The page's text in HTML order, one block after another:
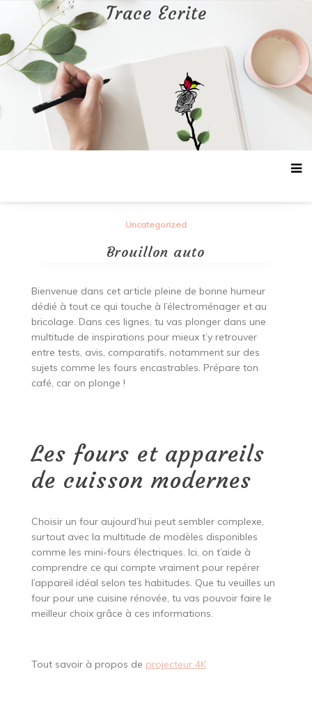
contenu
Trace Ecrite
Uncategorized
Brouillon auto
Bienvenue dans cet article pleine de bonne humeur
dédié à tout ce qui touche à l’électroménager et au
bricolage. Dans ces lignes, tu vas plonger dans une
multitude de inspirations pour mieux t’y retrouver
entre tests, avis, comparatifs, notamment sur des
sujets comme les fours encastrables. Prépare ton
café, car on plonge !
Les fours et appareils
de cuisson modernes
Choisir un four aujourd’hui peut sembler complexe,
surtout avec la multitude de modèles disponibles
comme les mini-fours électriques. Ici, on t’aide à
comprendre ce qui compte vraiment pour repérer
l’appareil idéal selon tes habitudes. Que tu veuilles un
four pour une cuisine rénovée, tu vas pouvoir faire le
meilleur choix grâce à ces informations.
Tout savoir à propos de projecteur 4K